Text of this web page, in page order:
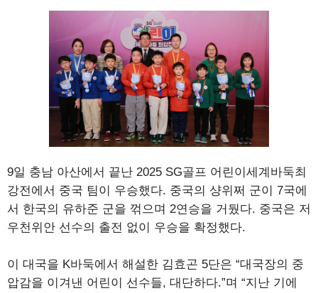
9일 충남 아산에서 끝난 2025 SG골프 어린이세계바둑최
강전에서 중국 팀이 우승했다. 중국의 샹위쩌 군이 7국에
서 한국의 유하준 군을 꺾으며 2연승을 거뒀다. 중국은 저
우천위안 선수의 출전 없이 우승을 확정했다.
이 대국을 K바둑에서 해설한 김효곤 5단은 “대국장의 중
압감을 이겨낸 어린이 선수들, 대단하다.”며 “지난 기에